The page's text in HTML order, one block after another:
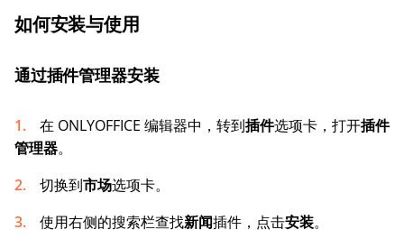
如何安装与使用
通过插件管理器安装
在 ONLYOFFICE 编辑器中，转到插件选项卡，打开插件
管理器。
切换到市场选项卡。
使用右侧的搜索栏查找新闻插件，点击安装。